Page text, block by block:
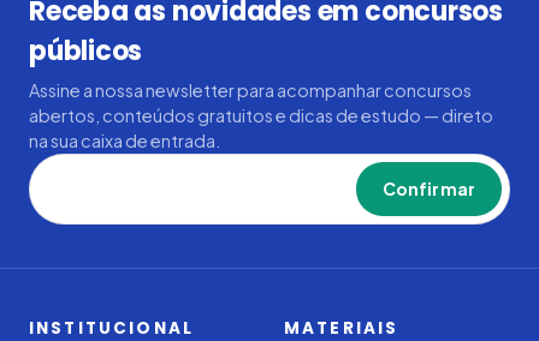
Receba as novidades em concursos
públicos
Assine a nossa newsletter para acompanhar concursos
abertos, conteúdos gratuitos e dicas de estudo — direto
na sua caixa de entrada.
Confirmar
INSTITUCIONAL MATERIAIS